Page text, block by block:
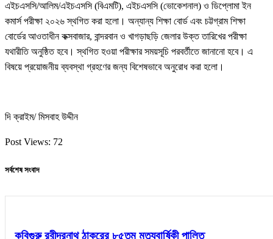
এইচএসসি/আলিম/এইচএসসি (বিএমটি), এইচএসসি (ভোকেশনাল) ও ডিপ্লোমা ইন
কমার্স পরীক্ষা ২০২৬ স্থগিত করা হলো। অন্যান্য শিক্ষা বোর্ড এবং চট্টগ্রাম শিক্ষা
বোর্ডের আওতাধীন কক্সবাজার, বান্দরবান ও খাগড়াছড়ি জেলার উক্ত তারিখের পরীক্ষা
যথারীতি অনুষ্ঠিত হবে। স্থগিত হওয়া পরীক্ষার সময়সূচি পরবর্তীতে জানানো হবে। এ
বিষয়ে প্রয়োজনীয় ব্যবস্থা গ্রহণের জন্য বিশেষভাবে অনুরোধ করা হলো।
দি ক্রাইম/ মিসবাহ উদ্দীন
Post Views: 72
সর্বশেষ সংবাদ
কবিগুরু রবীন্দ্রনাথ ঠাকুরের ৮৫তম মৃত্যুবার্ষিকী পালিত